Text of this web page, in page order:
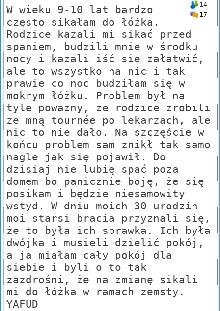
14
17
W wieku 9-10 lat bardzo
często sikałam do łóżka.
Rodzice kazali mi sikać przed
spaniem, budzili mnie w środku
nocy i kazali iść się załatwić,
ale to wszystko na nic i tak
prawie co noc budziłam się w
mokrym łóżku. Problem był na
tyle poważny, że rodzice zrobili
ze mną tournée po lekarzach, ale
nic to nie dało. Na szczęście w
końcu problem sam znikł tak samo
nagle jak się pojawił. Do
dzisiaj nie lubię spać poza
domem bo panicznie boję, że się
posikam i będzie niesamowity
wstyd. W dniu moich 30 urodzin
moi starsi bracia przyznali się,
że to była ich sprawka. Ich była
dwójka i musieli dzielić pokój,
a ja miałam cały pokój dla
siebie i byli o to tak
zazdrośni, że na zmianę sikali
mi do łóżka w ramach zemsty.
YAFUD